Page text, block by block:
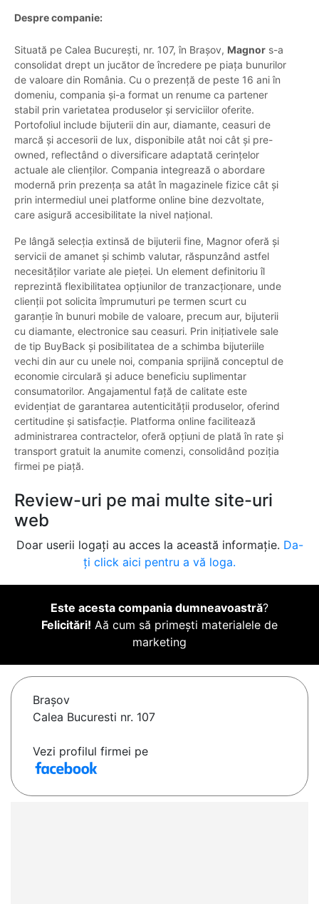
Despre companie:
Situată pe Calea București, nr. 107, în Brașov, Magnor s-a
consolidat drept un jucător de încredere pe piața bunurilor
de valoare din România. Cu o prezență de peste 16 ani în
domeniu, compania și-a format un renume ca partener
stabil prin varietatea produselor și serviciilor oferite.
Portofoliul include bijuterii din aur, diamante, ceasuri de
marcă și accesorii de lux, disponibile atât noi cât și pre-
owned, reflectând o diversificare adaptată cerințelor
actuale ale clienților. Compania integrează o abordare
modernă prin prezența sa atât în magazinele fizice cât și
prin intermediul unei platforme online bine dezvoltate,
care asigură accesibilitate la nivel național.
Pe lângă selecția extinsă de bijuterii fine, Magnor oferă și
servicii de amanet și schimb valutar, răspunzând astfel
necesităților variate ale pieței. Un element definitoriu îl
reprezintă flexibilitatea opțiunilor de tranzacționare, unde
clienții pot solicita împrumuturi pe termen scurt cu
garanție în bunuri mobile de valoare, precum aur, bijuterii
cu diamante, electronice sau ceasuri. Prin inițiativele sale
de tip BuyBack și posibilitatea de a schimba bijuteriile
vechi din aur cu unele noi, compania sprijină conceptul de
economie circulară și aduce beneficiu suplimentar
consumatorilor. Angajamentul față de calitate este
evidențiat de garantarea autenticității produselor, oferind
certitudine și satisfacție. Platforma online facilitează
administrarea contractelor, oferă opțiuni de plată în rate și
transport gratuit la anumite comenzi, consolidând poziția
firmei pe piață.
Review-uri pe mai multe site-uri
web
Doar userii logați au acces la această informație. Da-
ți click aici pentru a vă loga.
Este acesta compania dumneavoastră?
Felicitări! Aă cum să primești materialele de
marketing
Braşov
Calea Bucuresti nr. 107
Vezi profilul firmei pe